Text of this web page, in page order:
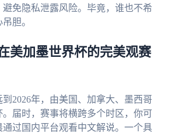
避免隐私泄露风险。毕竟，谁也不希
胆。
美加墨世界杯的完美观赛
2026年，由美国、加拿大、墨西哥
届时，赛事将横跨多个时区，你可
过国内平台观看中文解说。一个具